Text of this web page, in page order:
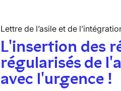
Lettre de l’asile et de
L'insertion des
régularisés de
avec l'urgence !